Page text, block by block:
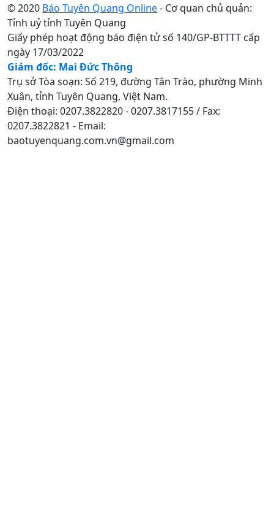
© 2020 Báo Tuyên Quang Online- Cơ quan chủ quản:
Tỉnh uỷ tỉnh Tuyên Quang
Giấy phép hoạt động báo điện tử số 140/GP-BTTTT cấp
ngày 17/03/2022
Giám đốc: Mai Đức Thông
Trụ sở Tòa soạn: Số 219, đường Tân Trào, phường Minh
Xuân, tỉnh Tuyên Quang, Việt Nam.
Điện thoại: 0207.3822820 - 0207.3817155 / Fax:
0207.3822821 - Email:
baotuyenquang.com.vn@gmail.com